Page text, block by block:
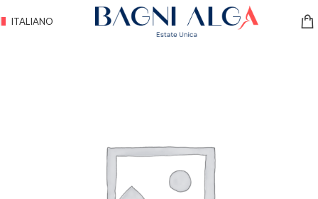
ITALIANO